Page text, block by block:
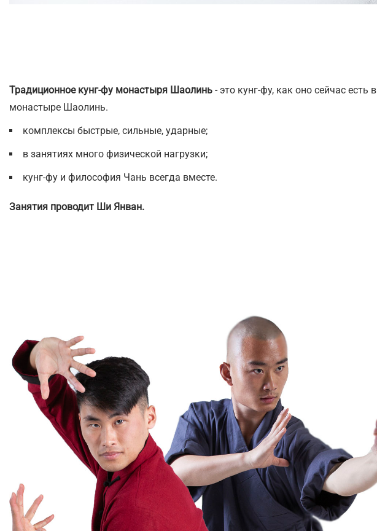
Традиционное кунг-фу монастыря Шаолинь - это кунг-фу, как оно сейчас есть в
монастыре Шаолинь.
комплексы быстрые, сильные, ударные;
в занятиях много физической нагрузки;
кунг-фу и философия Чань всегда вместе.
Занятия проводит Ши Янван.